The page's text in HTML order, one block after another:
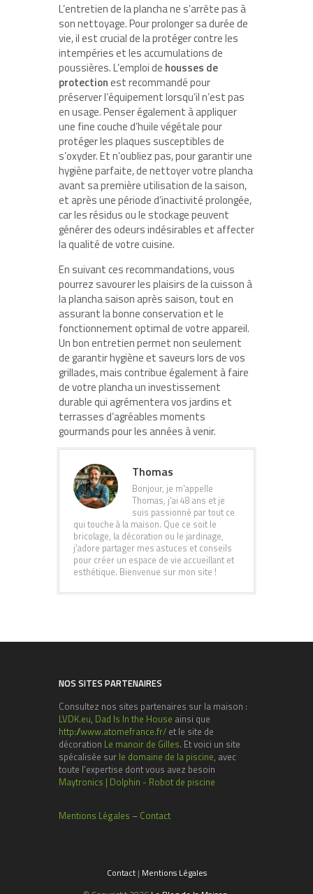
L’entretien de la plancha ne s’arrête pas à
son nettoyage. Pour prolonger sa durée de
vie, il est crucial de la protéger contre les
intempéries et les accumulations de
poussières. L’emploi de housses de
protectionest recommandé pour
préserver l’équipement lorsqu’il n’est pas
en usage. Penser également à appliquer
une fine couche d’huile végétale pour
protéger les plaques susceptibles de
s’oxyder. Et n’oubliez pas, pour garantir une
hygiène parfaite, de nettoyer votre plancha
avant sa première utilisation de la saison,
et après une période d’inactivité prolongée,
car les résidus ou le stockage peuvent
générer des odeurs indésirables et affecter
la qualité de votre cuisine.
En suivant ces recommandations, vous
pourrez savourer les plaisirs de la cuisson à
la plancha saison après saison, tout en
assurant la bonne conservation et le
fonctionnement optimal de votre appareil.
Un bon entretien permet non seulement
de garantir hygiène et saveurs lors de vos
grillades, mais contribue également à faire
de votre plancha un investissement
durable qui agrémentera vos jardins et
terrasses d’agréables moments
gourmands pour les années à venir.
Thomas
Bonjour, je m'appelle
Thomas, j'ai 48 ans et je
suis passionné par tout ce
qui touche à la maison. Que ce soit le
bricolage, la décoration ou le jardinage,
j'adore partager mes astuces et conseils
pour créer un espace de vie accueillant et
esthétique. Bienvenue sur mon site !
NOS SITES PARTENAIRES
Consultez nos sites partenaires sur la maison :
LVDK.eu, Dad Is In the House ainsi que
http://www.atomefrance.fr/ et le site de
décoration Le manoir de Gilles. Et voici un site
spécalisée sur le domaine de la piscine, avec
toute l'expertise dont vous avez besoin
Maytronics | Dolphin - Robot de piscine
Mentions Légales – Contact
Contact| Mentions Légales